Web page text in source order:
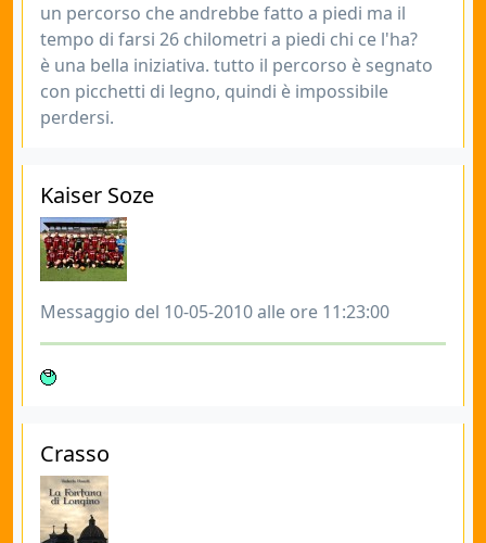
un percorso che andrebbe fatto a piedi ma il
tempo di farsi 26 chilometri a piedi chi ce l'ha?
è una bella iniziativa. tutto il percorso è segnato
con picchetti di legno, quindi è impossibile
perdersi.
Kaiser Soze
Messaggio del 10-05-2010 alle ore 11:23:00
Crasso